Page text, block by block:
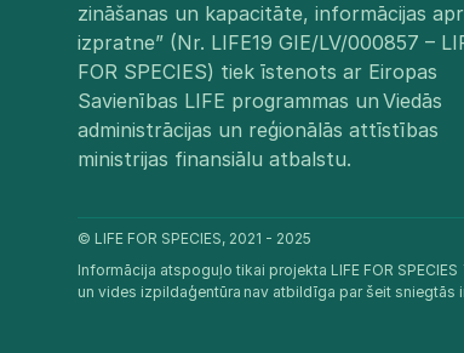
zināšanas un kapacitāte, informācijas
izpratne” (Nr. LIFE19 GIE/LV/000857 –
FOR SPECIES) tiek īstenots ar Eiropas
Savienības LIFE programmas un Viedās
administrācijas un reģionālās attīstības
ministrijas finansiālu atbalstu.​
© LIFE FOR SPECIES, 2021 - 2025
Informācija atspoguļo tikai projekta LIFE FOR
un vides izpildaģentūra nav atbildīga par šeit